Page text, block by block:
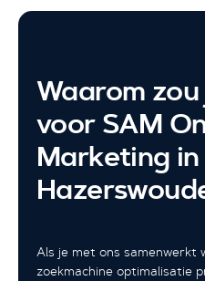
Waarom
voor SAM
Marketing in
Als je met ons samenwerkt
zoekmachine optimalisatie